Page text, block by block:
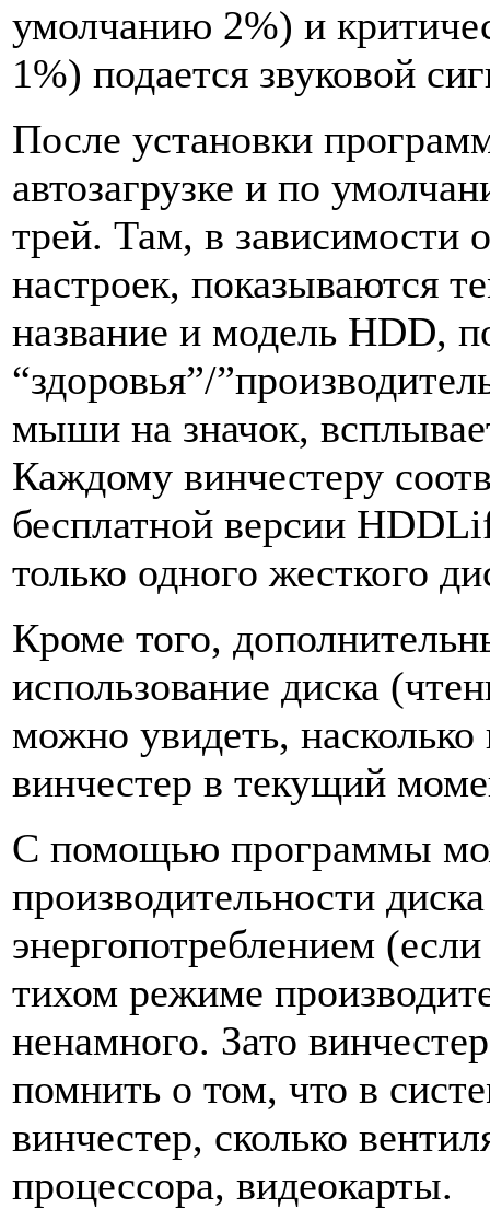
умолчанию 2%) и
1%) подается звуковой
После установки
автозагрузке и по
трей. Там, в зависимости
настроек, показываются
название и модель HDD,
“здоровья”/
мыши на значок,
Каждому винчестеру
бесплатной версии
только одного жесткого
Кроме того,
использование диска
можно увидеть, насколько
винчестер в текущий
С помощью программы
производительности
энергопотреблением
тихом режиме
ненамного. Зато
помнить о том, что в
винчестер, сколько
процессора, видеокарты.